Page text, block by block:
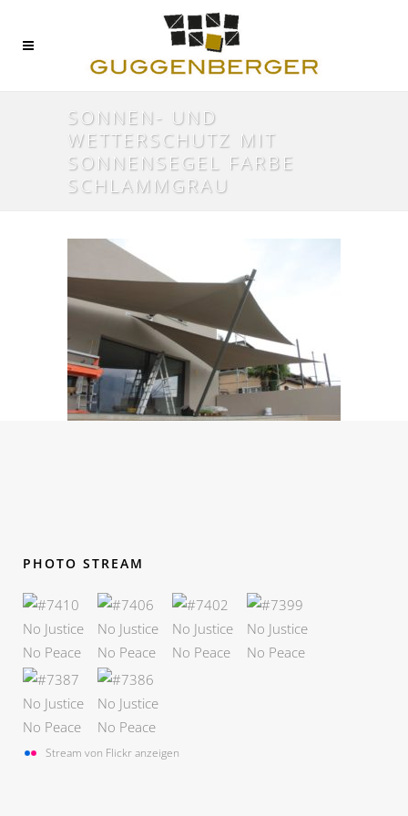
SONNEN- UND
WETTERSCHUTZ MIT
SONNENSEGEL FARBE
SCHLAMMGRAU
PHOTO STREAM
Stream von Flickr anzeigen